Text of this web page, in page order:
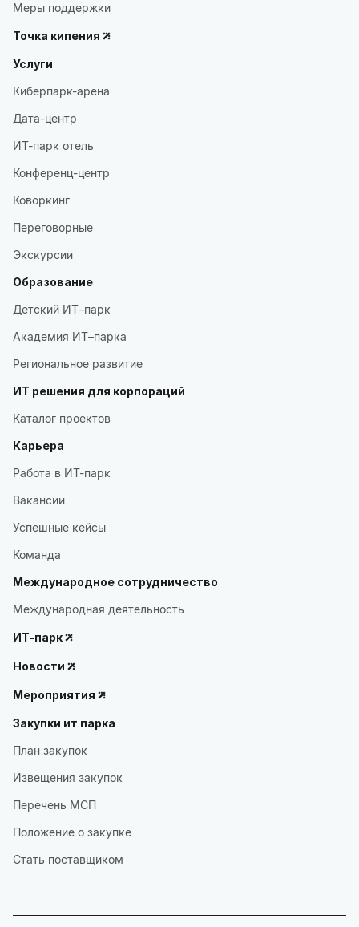
Меры поддержки
Точка кипения
Услуги
Киберпарк-арена
Дата-центр
ИТ-парк отель
Конференц-центр
Коворкинг
Переговорные
Экскурсии
Образование
Детский ИТ–парк
Академия ИТ–парка
Региональное развитие
ИТ решения для корпораций
Каталог проектов
Карьера
Работа в ИТ-парк
Вакансии
Успешные кейсы
Команда
Международное сотрудничество
Международная деятельность
ИТ-парк
Новости
Мероприятия
Закупки ит парка
План закупок
Извещения закупок
Перечень МСП
Положение о закупке
Стать поставщиком